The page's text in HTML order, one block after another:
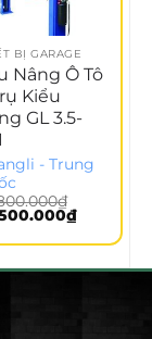
BỊ GARAGE
Nâng Ô Tô
Kiểu
GL 3.5-
- Trung
₫
₫Giá
hiện
tại